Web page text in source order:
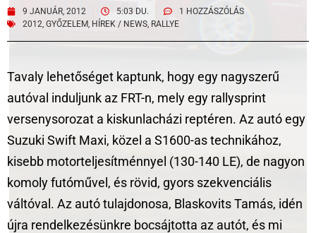
9 JANUÁR, 2012 5:03 DU.
1 HOZZÁSZÓLÁS
2012, GYŐZELEM, HÍREK / NEWS, RALLYE
Tavaly lehetőséget kaptunk, hogy egy nagyszerű
autóval induljunk az FRT-n, mely egy rallysprint
versenysorozat a kiskunlacházi reptéren. Az autó egy
Suzuki Swift Maxi, közel a S1600-as technikához,
kisebb motorteljesítménnyel (130-140 LE), de nagyon
komoly futóművel, és rövid, gyors szekvenciális
váltóval. Az autó tulajdonosa, Blaskovits Tamás, idén
újra rendelkezésünkre bocsájtotta az autót, és mi